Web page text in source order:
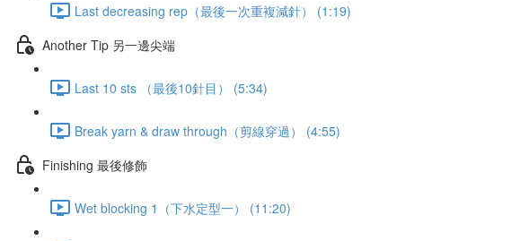
Last decreasing rep（最後一次重複減針） (1:19)
Another Tip 另一邊尖端
Last 10 sts （最後10針目） (5:34)
Break yarn & draw through（剪線穿過） (4:55)
Finishing 最後修飾
Wet blocking 1（下水定型一） (11:20)